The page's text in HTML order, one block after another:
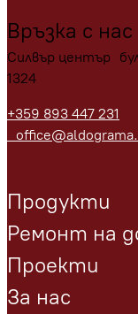
Продукти
Ремонт на
Проекти
За нас
Връзка с нас
Силвър център
1324
+359 893 447 231